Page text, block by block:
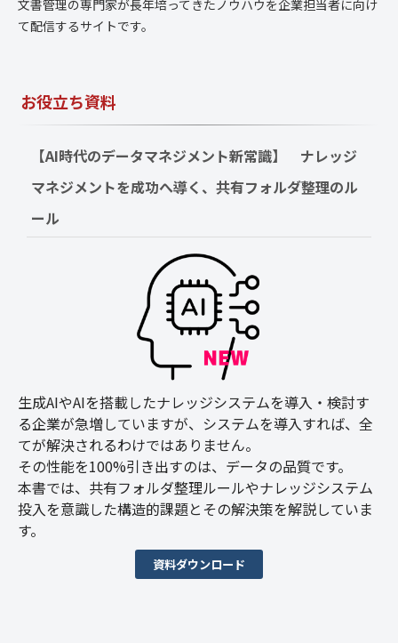
文書管理の専門家が長年培ってきたノウハウを企業担当者に向け
て配信するサイトです。
お役立ち資料
【AI時代のデータマネジメント新常識】　ナレッジ
マネジメントを成功へ導く、共有フォルダ整理のル
ール
生成AIやAIを搭載したナレッジシステムを導入・検討す
る企業が急増していますが、システムを導入すれば、全
てが解決されるわけではありません。
その性能を100%引き出すのは、データの品質です。
本書では、共有フォルダ整理ルールやナレッジシステム
投入を意識した構造的課題とその解決策を解説していま
す。
資料ダウンロード